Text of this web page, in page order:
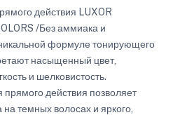
действия LUXOR
/Без аммиака и
формуле тонирующего
насыщенный цвет,
и шелковистость.
прямого действия позволяет
на темных волосах и яркого,